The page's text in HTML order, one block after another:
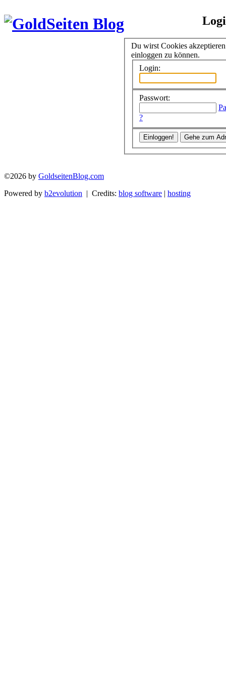
Du wirst Cookies
einloggen zu können.
Login:
Passwort:
?
©2026 by GoldseitenBlog.com
Powered by b2evolution | Credits: blog software | hosting